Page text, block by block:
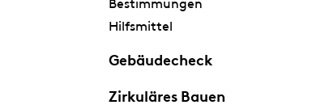
Hilfsmittel
Gebäudecheck
Zirkuläres Bauen